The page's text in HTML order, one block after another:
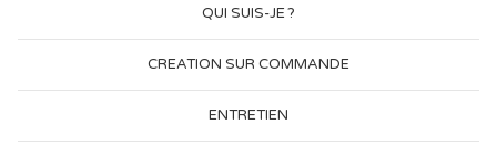
QUI SUIS-JE ?
CREATION SUR COMMANDE
ENTRETIEN